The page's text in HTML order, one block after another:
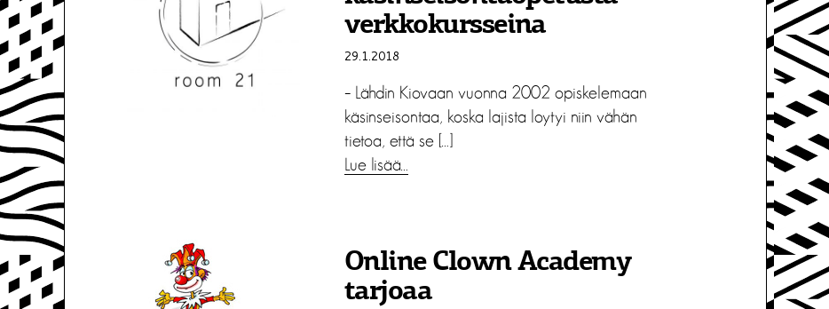
verkkokursseina
29.1.2018
– Lähdin Kiovaan vuonna 2002 opiskelemaan
käsinseisontaa, koska lajista loytyi niin vähän
tietoa, että se […]
Lue lisää…
Online Clown Academy
tarjoaa